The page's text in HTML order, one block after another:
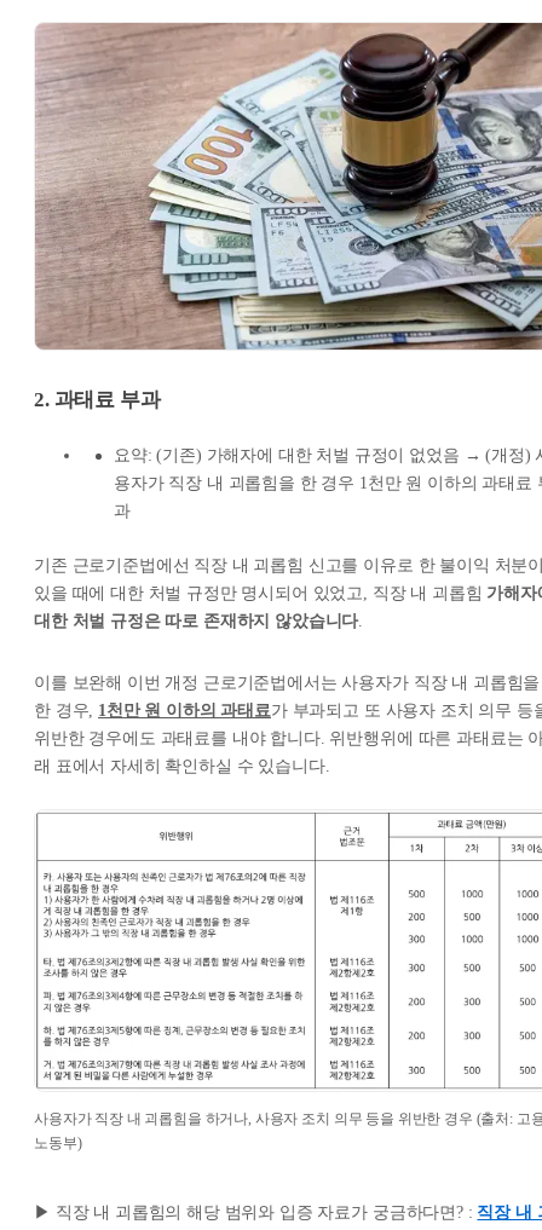
2. 과태료 부과
요약: (기존) 가해자에 대한 처벌 규정이 없었음 → (개정)
용자가 직장 내 괴롭힘을 한 경우 1천만 원 이하의 과태료
과
기존 근로기준법에선 직장 내 괴롭힘 신고를 이유로 한 불이익 처분
있을 때에 대한 처벌 규정만 명시되어 있었고, 직장 내 괴롭힘 가해자
대한 처벌 규정은 따로 존재하지 않았습니다.
이를 보완해 이번 개정 근로기준법에서는 사용자가 직장 내 괴롭힘을
한 경우, 1천만 원 이하의 과태료가 부과되고 또 사용자 조치 의무 등
위반한 경우에도 과태료를 내야 합니다. 위반행위에 따른 과태료는
래 표에서 자세히 확인하실 수 있습니다.
사용자가 직장 내 괴롭힘을 하거나, 사용자 조치 의무 등을 위반한 경우 (출처: 고
노동부)
▶︎ 직장 내 괴롭힘의 해당 범위와 입증 자료가 궁금하다면? : 직장 내